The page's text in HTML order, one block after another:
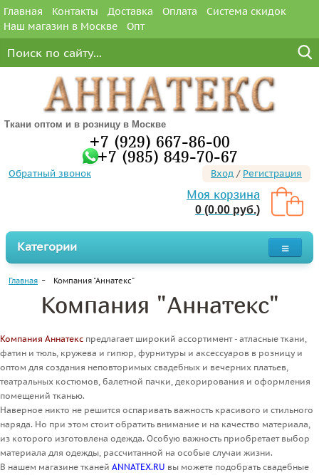
Главная Контакты Доставка Оплата
Система скидок
Наш магазин в Москве
Опт
Ткани оптом и в розницу в Москве
+7 (929) 667-86-00
+7 (985) 849-70-67
Обратный звонок Вход / Регистрация
Моя корзина
0 (0.00 руб.)
Категории
Главная Компания "Аннатекс"
Компания "Аннатекс"
Компания Аннатекс предлагает широкий ассортимент - атласные ткани,
фатин и тюль, кружева и гипюр, фурнитуры и аксессуаров в розницу и
оптом для создания неповторимых свадебных и вечерних платьев,
театральных костюмов, балетной пачки, декорирования и оформления
помещений тканью.
Наверное никто не решится оспаривать важность красивого и стильного
наряда. Но при этом стоит обратить внимание и на качество материала,
из которого изготовлена одежда. Особую важность приобретает выбор
материала для одежды, рассчитанной на особые случаи жизни.
В нашем магазине тканей ANNATEX.RU вы можете подобрать свадебные